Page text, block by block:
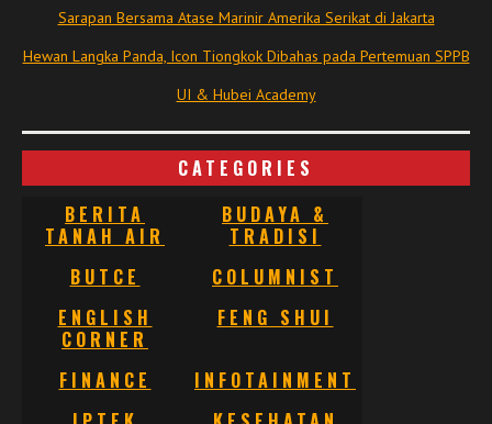
Sarapan Bersama Atase Marinir Amerika Serikat di Jakarta
Hewan Langka Panda, Icon Tiongkok Dibahas pada Pertemuan SPPB
UI & Hubei Academy
CATEGORIES
BERITA
TANAH AIR
BUDAYA &
TRADISI
BUTCE
COLUMNIST
ENGLISH
CORNER
FENG SHUI
FINANCE
INFOTAINMENT